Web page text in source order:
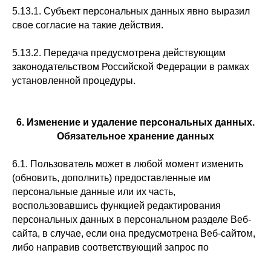
5.13.1. Субъект персональных данных явно выразил
свое согласие на такие действия.
5.13.2. Передача предусмотрена действующим
законодательством Российской Федерации в рамках
установленной процедуры.
6. Изменение и удаление персональных данных.
Обязательное хранение данных
6.1. Пользователь может в любой момент изменить
(обновить, дополнить) предоставленные им
персональные данные или их часть,
воспользовавшись функцией редактирования
персональных данных в персональном разделе Веб-
сайта, в случае, если она предусмотрена Веб-сайтом,
либо направив соответствующий запрос по